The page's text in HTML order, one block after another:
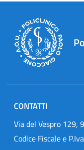
CONTATTI
Via del Vespro 129,
Codice Fiscale e